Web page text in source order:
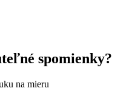
spomienky?
na mieru